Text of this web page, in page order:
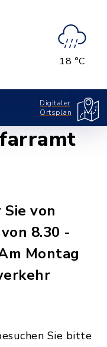
18 °C
Digitaler
Ortsplan
von
8.30 -
Montag
Sie bitte